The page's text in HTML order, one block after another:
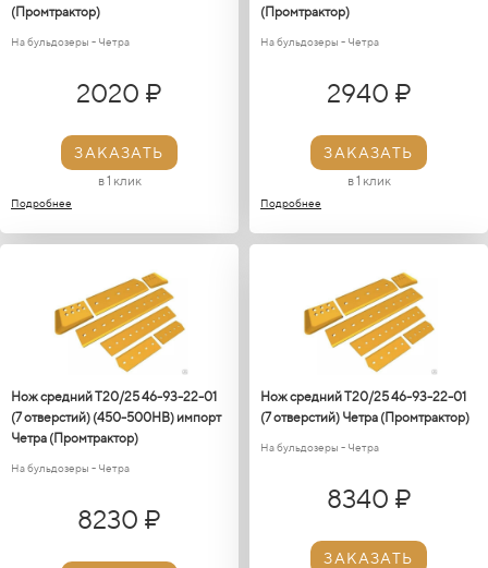
(Промтрактор)
На бульдозеры - Четра
2020 ₽
ЗАКАЗАТЬ
в 1 клик
Подробнее
(Промтрактор)
На бульдозеры - Четра
2940 ₽
ЗАКАЗАТЬ
в 1 клик
Подробнее
Нож средний Т20/25 46-93-22-01
(7 отверстий) (450-500HB) импорт
Четра (Промтрактор)
На бульдозеры - Четра
8230 ₽
Нож средний Т20/25 46-93-22-01
(7 отверстий) Четра (Промтрактор)
На бульдозеры - Четра
8340 ₽
ЗАКАЗАТЬ